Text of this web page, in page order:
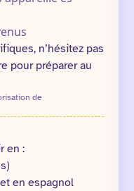
n’hésitez pas
pour préparer au
de
en :
en espagnol